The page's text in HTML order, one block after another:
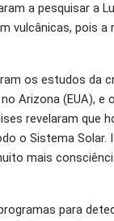
a pesquisar a
vulcânicas, pois a
os estudos da
Arizona (EUA), e
revelaram que
o Sistema Solar.
mais
para